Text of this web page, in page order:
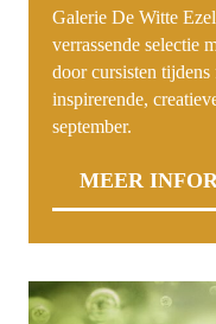
Galerie De Witte
verrassende selectie
door cursisten
inspirerende,
september.
MEER